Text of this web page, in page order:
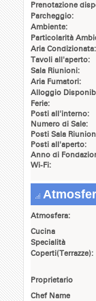
Prenotazione
Parcheggio:
Ambiente:
Particolarità
Aria Condizionata:
Tavoli all'aperto:
Sala Riunioni:
Aria Fumatori:
Alloggio
Ferie:
Posti all'interno:
Numero di Sale:
Posti Sala
Posti all'aperto:
Anno di
Wi-Fi:
Atmosfera:
Cucina
Specialità
Coperti(Terrazze):
Proprietario
Chef Name